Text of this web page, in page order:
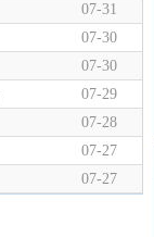
07-31
07-30
07-30
07-29
07-28
07-27
07-27